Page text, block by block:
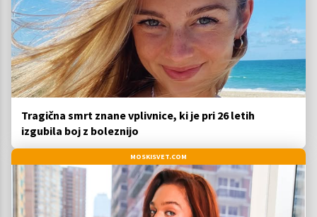
Tragična smrt znane vplivnice, ki je pri 26 letih
izgubila boj z boleznijo
MOSKISVET.COM